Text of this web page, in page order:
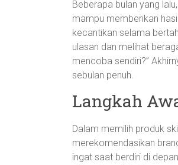
Beberapa bulan yang
mampu memberikan
kecantikan selama
ulasan dan melihat
mencoba sendiri?”
sebulan penuh.
Langkah
Dalam memilih produk
merekomendasikan
ingat saat berdiri di